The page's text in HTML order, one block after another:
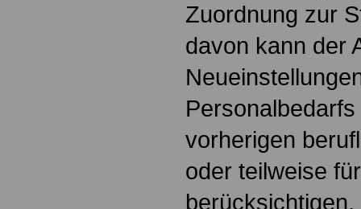
Zuordnung zur
davon kann der
vorherigen
oder teilweise